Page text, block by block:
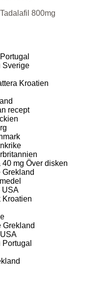
800mg
Sverige
Kroatien
recept
mg Över disken
Grekland
USA
Kroatien
Grekland